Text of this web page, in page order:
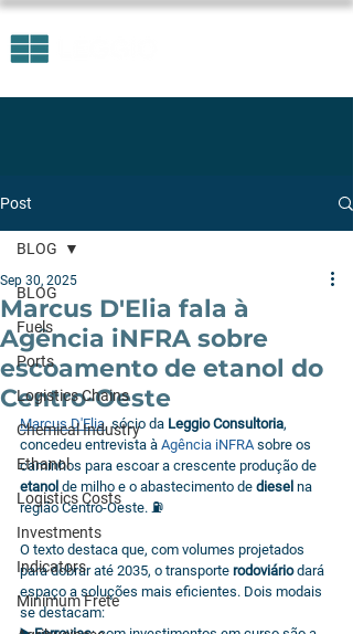
Post
BLOG
Fuels
Ports
Logistics Chains
Chemical Industry
Ethanol
Logistics Costs
Investments
Indicators
Minimum Frete
BLOG
Marcus D'Elia fala à
Agência iNFRA sobre
escoamento de etanol do
Centro-Oeste
Sep 30, 2025
Marcus D'Elia, sócio da Leggio Consultoria,
concedeu entrevista à Agência iNFRA sobre os
caminhos para escoar a crescente produção de
etanol de milho e o abastecimento de diesel na
região Centro-Oeste. ⛽
O texto destaca que, com volumes projetados
para dobrar até 2035, o transporte rodoviário dará
espaço a soluções mais eficientes. Dois modais
se destacam: